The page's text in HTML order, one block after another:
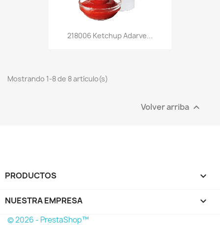
218006 Ketchup Adarve...
Mostrando 1-8 de 8 artículo(s)
Volver arriba 
PRODUCTOS 
NUESTRA EMPRESA 
© 2026 - PrestaShop™